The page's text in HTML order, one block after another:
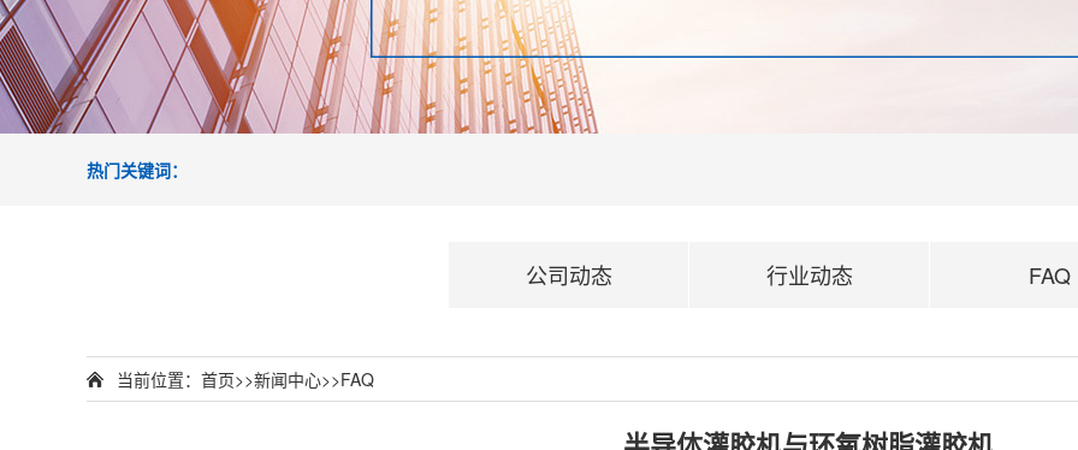
热门关键词：
公司动态 行业动态 FAQ
当前位置： 首页>>新闻中心>>FAQ